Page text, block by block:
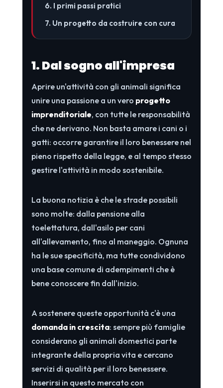
6. I primi passi pratici
7. Un progetto da costruire con cura
1. Dal sogno all'impresa
Aprire un'attività con gli animali significa
unire una passione a un vero progetto
imprenditoriale, con tutte le responsabilità
che ne derivano. Non basta amare i cani o i
gatti: occorre garantire il loro benessere nel
pieno rispetto della legge, e al tempo stesso
gestire l'attività in modo sostenibile.
La buona notizia è che le strade possibili
sono molte: dalla pensione alla
toelettatura, dall'asilo per cani
all'allevamento, fino al maneggio. Ognuna
ha le sue specificità, ma tutte condividono
una base comune di adempimenti che è
bene conoscere fin dall'inizio.
A sostenere queste opportunità c'è una
domanda in crescita: sempre più famiglie
considerano gli animali domestici parte
integrante della propria vita e cercano
servizi di qualità per il loro benessere.
Inserirsi in questo mercato con